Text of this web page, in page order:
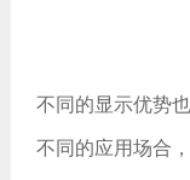
不同的显示优势
不同的应用场合